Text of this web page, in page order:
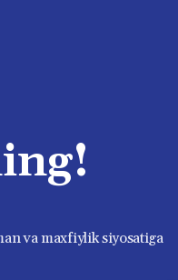
va maxfiylik siyosatiga